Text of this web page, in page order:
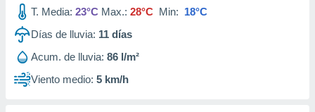
T. Media: 23°C Max.: 28°C Min: 18°C
Días de lluvia: 11 días
Acum. de lluvia: 86 l/m²
Viento medio: 5 km/h